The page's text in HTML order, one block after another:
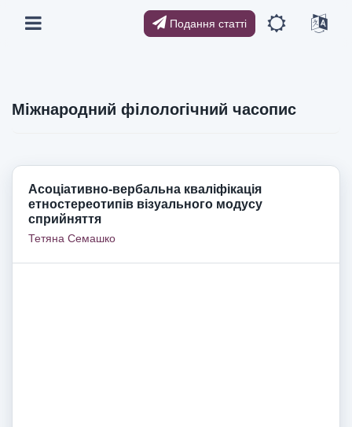
Подання статті
Міжнародний філологічний часопис
Асоціативно-вербальна кваліфікація
етностереотипів візуального модусу
сприйняття
Тетяна Семашко